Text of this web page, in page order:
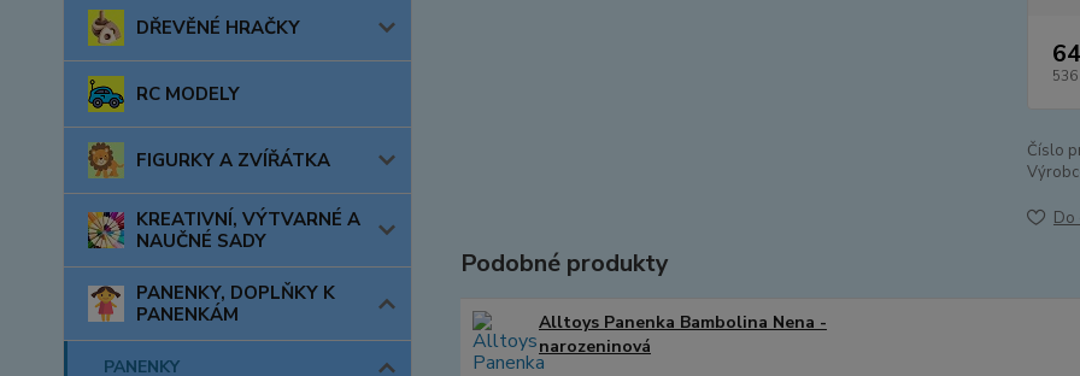
DŘEVĚNÉ HRAČKY
RC MODELY
FIGURKY A ZVÍŘÁTKA
KREATIVNÍ, VÝTVARNÉ A
NAUČNÉ SADY
PANENKY, DOPLŇKY K
PANENKÁM
PANENKY
536
Číslo
Do
Podobné produkty
Alltoys Panenka Bambolina Nena -
narozeninová